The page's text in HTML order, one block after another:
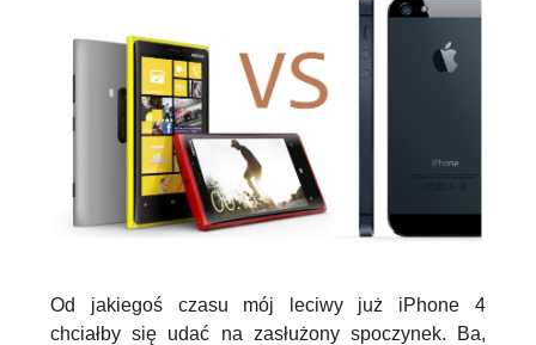
Od jakiegoś czasu mój leciwy już iPhone 4
chciałby się udać na zasłużony spoczynek. Ba,